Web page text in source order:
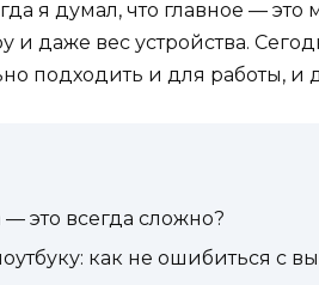
я думал, что главное —
и даже вес устройства.
подходить и для работы, и
это всегда сложно?
как не ошибиться с